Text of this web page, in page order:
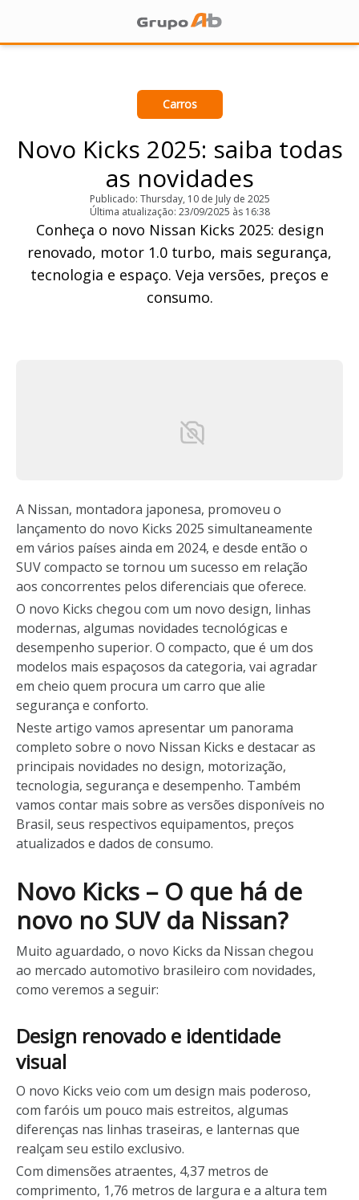
Carros
Novo Kicks 2025: saiba todas
as novidades
Publicado: Thursday, 10 de July de 2025
Última atualização: 23/09/2025 às 16:38
Conheça o novo Nissan Kicks 2025: design
renovado, motor 1.0 turbo, mais segurança,
tecnologia e espaço. Veja versões, preços e
consumo.
A Nissan, montadora japonesa, promoveu o
lançamento do novo Kicks 2025 simultaneamente
em vários países ainda em 2024, e desde então o
SUV compacto se tornou um sucesso em relação
aos concorrentes pelos diferenciais que oferece.
O novo Kicks chegou com um novo design, linhas
modernas, algumas novidades tecnológicas e
desempenho superior. O compacto, que é um dos
modelos mais espaçosos da categoria, vai agradar
em cheio quem procura um carro que alie
segurança e conforto.
Neste artigo vamos apresentar um panorama
completo sobre o novo Nissan Kicks e destacar as
principais novidades no design, motorização,
tecnologia, segurança e desempenho. Também
vamos contar mais sobre as versões disponíveis no
Brasil, seus respectivos equipamentos, preços
atualizados e dados de consumo.
Novo Kicks – O que há de
novo no SUV da Nissan?
Muito aguardado, o novo Kicks da Nissan chegou
ao mercado automotivo brasileiro com novidades,
como veremos a seguir:
Design renovado e identidade
visual
O novo Kicks veio com um design mais poderoso,
com faróis um pouco mais estreitos, algumas
diferenças nas linhas traseiras, e lanternas que
realçam seu estilo exclusivo.
Com dimensões atraentes, 4,37 metros de
comprimento, 1,76 metros de largura e a altura tem